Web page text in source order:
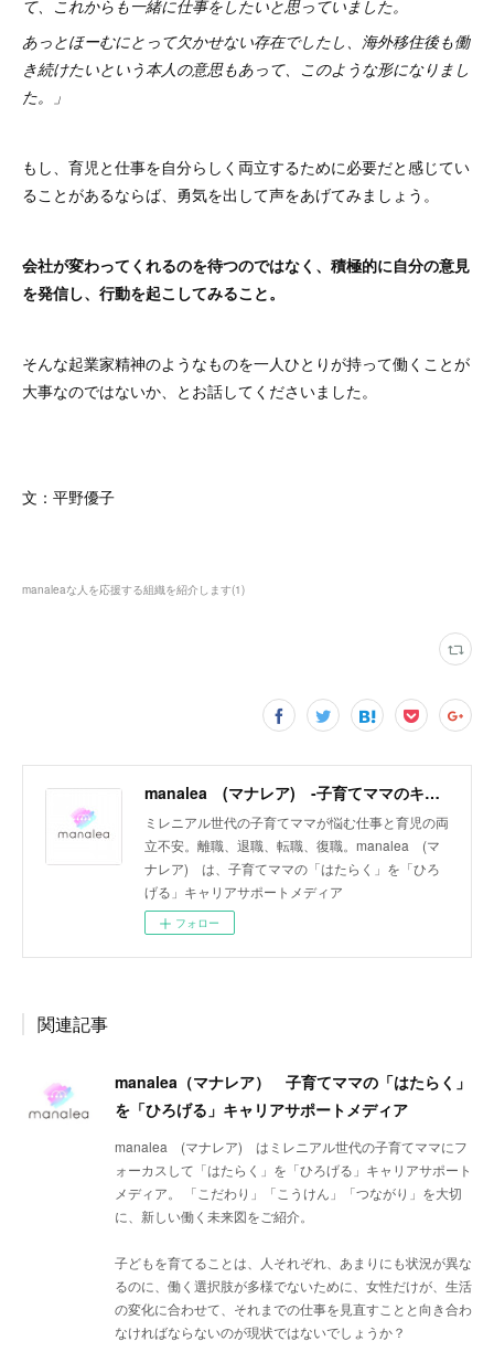
て、これからも一緒に仕事をしたいと思っていました。
あっとほーむにとって欠かせない存在でしたし、海外移住後も働
き続けたいという本人の意思もあって、このような形になりまし
た。」
もし、育児と仕事を自分らしく両立するために必要だと感じてい
ることがあるならば、勇気を出して声をあげてみましょう。
会社が変わってくれるのを待つのではなく、積極的に自分の意見
を発信し、行動を起こしてみること。
そんな起業家精神のようなものを一人ひとりが持って働くことが
大事なのではないか、とお話してくださいました。
文：平野優子
manaleaな人を応援する組織を紹介します(1)
manalea (マナレア) ‐子育てママのキャリアサポートメディア‐
ミレニアル世代の子育てママが悩む仕事と育児の両
立不安。離職、退職、転職、復職。manalea (マ
ナレア) は、子育てママの「はたらく」を「ひろ
げる」キャリアサポートメディア
フォロー
関連記事
manalea（マナレア） 子育てママの「はたらく」
を「ひろげる」キャリアサポートメディア
manalea (マナレア) はミレニアル世代の子育てママにフ
ォーカスして「はたらく」を「ひろげる」キャリアサポート
メディア。 「こだわり」「こうけん」「つながり」を大切
に、新しい働く未来図をご紹介。
子どもを育てることは、人それぞれ、あまりにも状況が異な
るのに、働く選択肢が多様でないために、女性だけが、生活
の変化に合わせて、それまでの仕事を見直すことと向き合わ
なければならないのが現状ではないでしょうか？